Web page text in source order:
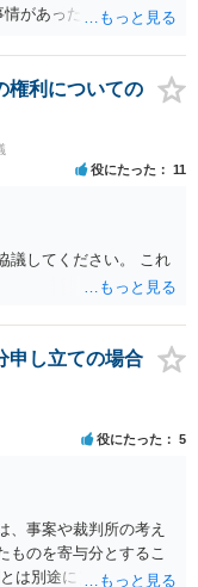
があったことが証明で
こにいたら殺される」
出来ない。俺は携帯電
は聞かなくて良い」と
毒が入っている」「体
す。 当時の診療記
士に面談で相談された
権利についての
役にたった 11
議してください。 これ
申し立ての場合
役にたった 5
、事案や裁判所の考え
ものを寄与分とするこ
は別途に）して、その